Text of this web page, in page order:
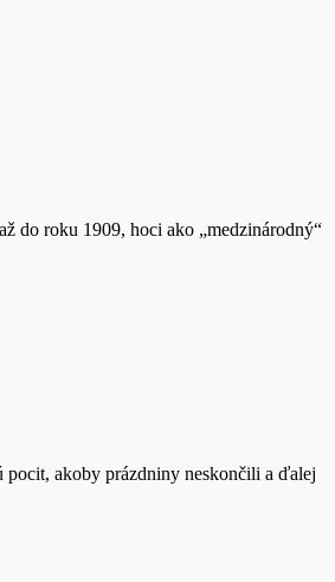
do roku 1909, hoci ako „medzinárodný“
pocit, akoby prázdniny neskončili a ďalej